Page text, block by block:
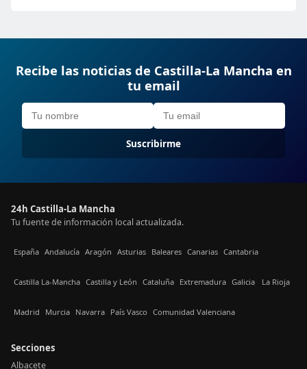
Recibe las noticias de Castilla-La Mancha en
tu email
Suscribirme
24h Castilla-La Mancha
Tu fuente de información local actualizada.
España Andalucía Aragón Asturias Baleares Canarias Cantabria
Castilla La-Mancha Castilla y León Cataluña Extremadura Galicia La Rioja
Madrid Murcia Navarra País Vasco Comunidad Valenciana
Secciones
Albacete